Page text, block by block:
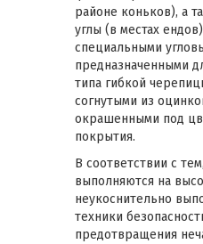
районе коньков), а
углы (в местах
специальными
предназначенными
типа гибкой
согнутыми из
окрашенными под
покрытия.
В соответствии с
выполняются на
неукоснительно
техники
предотвращения